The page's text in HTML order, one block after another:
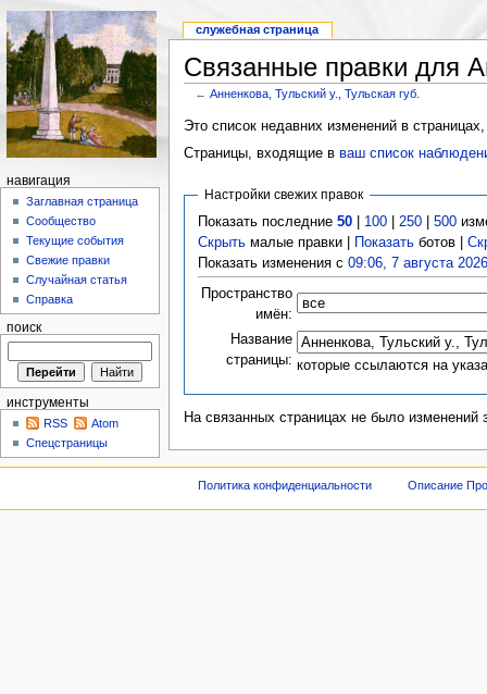
Связанные правки для
←Анненкова, Тульский у., Тульская губ.
Это список недавних изменений в
Страницы, входящие в ваш список
Настройки свежих правок
Показать последние50 100 |250 |500
Скрыть малые правки | Показать ботов |
Показать изменения с09:06, 7 августа
Пространство
имён:
Название
страницы: которые ссылаются на
На связанных страницах не было изменений
служебная страница
навигация
Заглавная страница
Сообщество
Текущие события
Свежие правки
Случайная статья
Справка
поиск
инструменты
RSS
Atom
Спецстраницы
Политика конфиденциальности Описание